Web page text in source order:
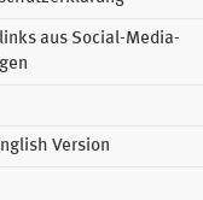
aus Social-Media-
Version